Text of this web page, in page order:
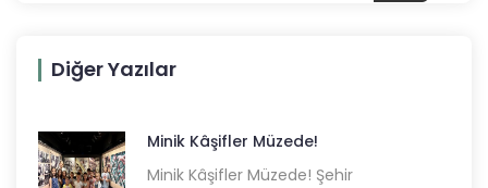
Diğer Yazılar
Minik Kâşifler Müzede!
Minik Kâşifler Müzede! Şehir